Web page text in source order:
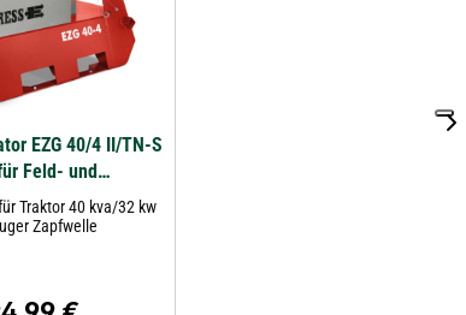
EZG 40/4 II/TN-S
Feld- und
Traktor 40 kva/32 kw
Zapfwelle